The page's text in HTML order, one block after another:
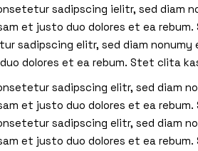
sadipscing ielitr, sed diam
et justo duo dolores et ea
sadipscing elitr, sed diam
dolores et ea rebum. Stet clita
sadipscing elitr, sed diam
et justo duo dolores et ea
sadipscing elitr, sed diam
et justo duo dolores et ea